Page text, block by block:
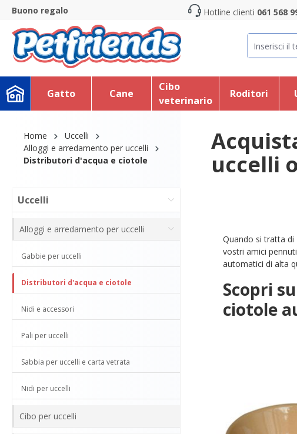
Skip to main navigation
Buono regalo Hotline clienti 061 568
Gatto Cane
Cibo
veterinario
Roditori
Home
Uccelli
Alloggi e arredamento per uccelli
Distributori d'acqua e ciotole
Uccelli
Alloggi e arredamento per uccelli
Gabbie per uccelli
Distributori d'acqua e ciotole
Nidi e accessori
Pali per uccelli
Sabbia per uccelli e carta vetrata
Nidi per uccelli
Cibo per uccelli
uccelli
Quando si tratta di
vostri amici
automatici di alta
Scopri
ciotole